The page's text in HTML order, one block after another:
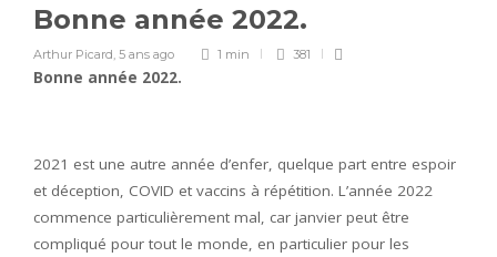
Bonne année 2022.
Arthur Picard, 5 ans ago 1 min 381
Bonne année 2022.
2021 est une autre année d’enfer, quelque part entre espoir
et déception, COVID et vaccins à répétition. L’année 2022
commence particulièrement mal, car janvier peut être
compliqué pour tout le monde, en particulier pour les